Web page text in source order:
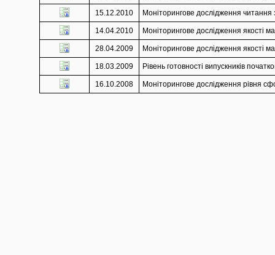
15.12.2010 Моніторингове дослідження читання
14.04.2010 Моніторингове дослідження якості
28.04.2009 Моніторингове дослідження якості
18.03.2009 Рівень готовності випускників
16.10.2008 Моніторингове дослідження рівня